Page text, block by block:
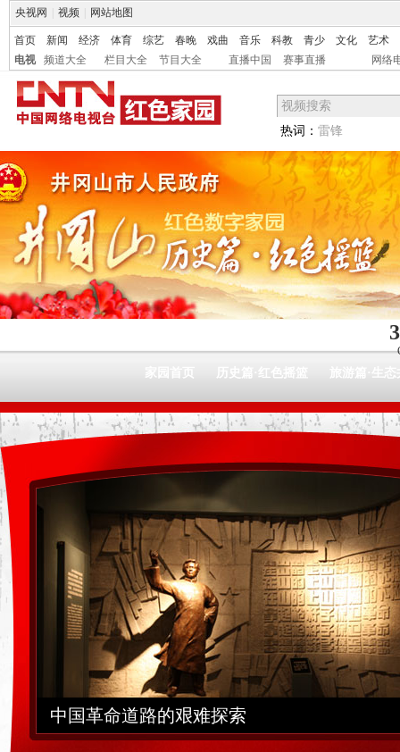
央视网 视频 网站地图
首页 新闻 经济 体育 综艺 春晚 戏曲 音乐 科教 青少 文化
艺术
电视
频道大全 栏目大全 节目大全 直播中国 赛事直播 网络
热词： 雷锋
家园首页 历史篇·红色摇篮 旅游篇·生
中国革命道路的艰难探索